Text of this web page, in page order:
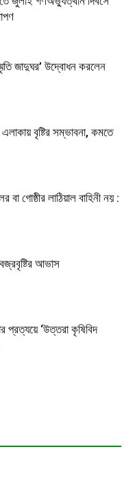
জাদুঘর’ উদ্বোধন করলেন
বৃষ্টির সম্ভাবনা, কমতে
গোষ্ঠীর লাঠিয়াল বাহিনী নয় :
আভাস
প্রত্যয়ে ‘উত্তরা কৃষিবিদ